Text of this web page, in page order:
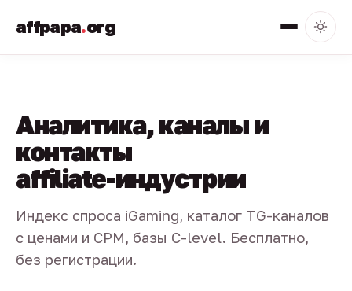
affpapa.org
Аналитика, каналы и
контакты
affiliate-индустрии
Индекс спроса iGaming, каталог TG-каналов
с ценами и CPM, базы C-level. Бесплатно,
без регистрации.